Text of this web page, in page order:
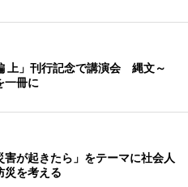
上」刊行記念で講演会 縄文～
一冊に
害が起きたら」をテーマに社会人
を考える